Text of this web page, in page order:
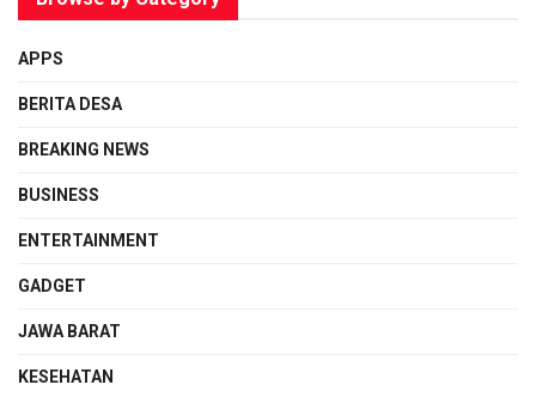
APPS
BERITA DESA
BREAKING NEWS
BUSINESS
ENTERTAINMENT
GADGET
JAWA BARAT
KESEHATAN